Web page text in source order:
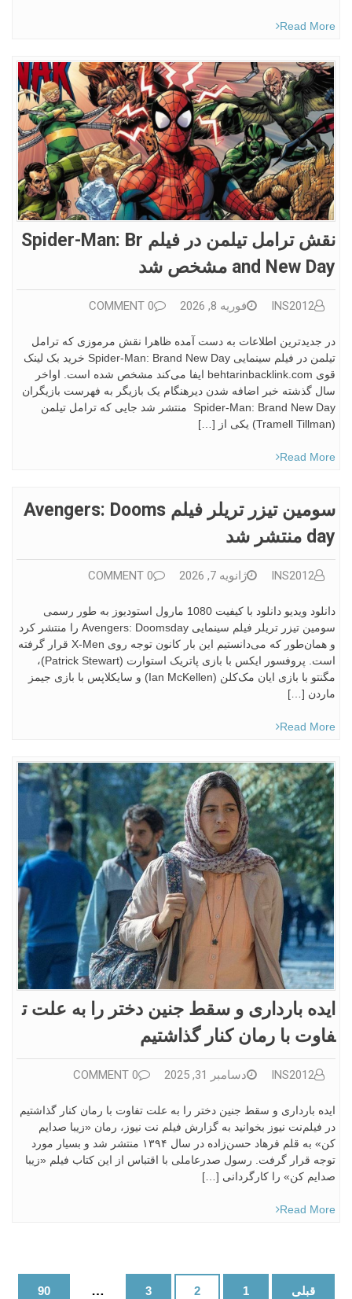
Read More
نقش ترامل تیلمن در فیلم Spider-Man: Br
And New Day مشخص شد
INS2012 فوریه 8, 2026 0 COMMENT
در جدیدترین اطلاعات به دست آمده ظاهرا نقش مرموزی که ترامل
تیلمن در فیلم سینمایی Spider-Man: Brand New Day خرید بک لینک
قوی behtarinbacklink.com ایفا می‌کند مشخص شده است. اواخر
سال گذشته خبر اضافه شدن دیرهنگام یک بازیگر به فهرست بازیگران
Spider-Man: Brand New Day منتشر شد جایی که ترامل تیلمن
(Tramell Tillman) یکی از […]
Read More
سومین تیزر تریلر فیلم Avengers: Dooms
Day منتشر شد
INS2012 ژانویه 7, 2026 0 COMMENT
دانلود ویدیو دانلود با کیفیت 1080 مارول استودیوز به طور رسمی
سومین تیزر تریلر فیلم سینمایی Avengers: Doomsday را منتشر کرد
و همان‌طور که می‌دانستیم این بار کانون توجه روی X-Men قرار گرفته
است. پروفسور ایکس با بازی پاتریک استوارت (Patrick Stewart)،
مگنتو با بازی ایان مک‌کلن (Ian McKellen) و سایکلاپس با بازی جیمز
ماردن […]
Read More
ایده بارداری و سقط جنین دختر را به علت ت
فاوت‌ با رمان کنار گذاشتیم
INS2012 دسامبر 31, 2025 0 COMMENT
ایده بارداری و سقط جنین دختر را به علت تفاوت‌ با رمان کنار گذاشتیم
در فیلم‌نت نیوز بخوانید به گزارش فیلم نت نیوز، رمان «زیبا صدایم
کن» به قلم فرهاد حسن‌زاده در سال ۱۳۹۴ منتشر شد و بسیار مورد
توجه قرار گرفت. رسول صدرعاملی با اقتباس از این کتاب فیلم «زیبا
صدایم کن» را کارگردانی […]
Read More
راهبریقبلی 1
2
3
…
90